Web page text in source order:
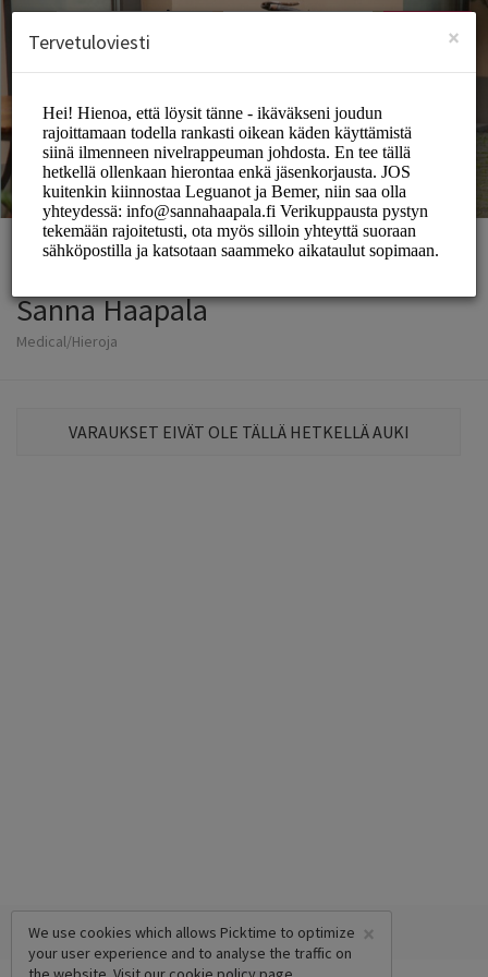
Kiinnittää
Sanna Haapala
Medical/Hieroja
VARAUKSET EIVÄT OLE TÄLLÄ HETKELLÄ AUKI
×
We use cookies which allows Picktime to optimize
your user experience and to analyse the traffic on
×
Tervetuloviesti